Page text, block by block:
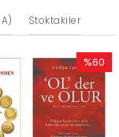
Stoktakiler
%60
İndirim